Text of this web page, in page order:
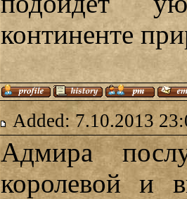
континенте
Added: 7.10.2013
Адмира
королевой и